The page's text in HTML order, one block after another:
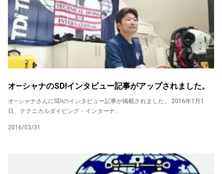
オ―シャナのSDIインタビュー記事がアップされました。
オ―シャナさんにSDIのインタビュー記事が掲載されました。 2016年1月1
日、テクニカルダイビング・インターナ...
2016/03/31